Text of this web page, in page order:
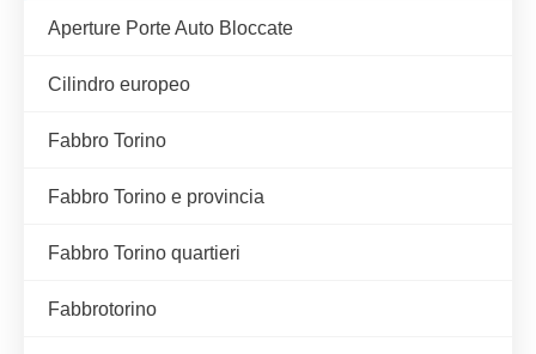
Aperture Porte Auto Bloccate
Cilindro europeo
Fabbro Torino
Fabbro Torino e provincia
Fabbro Torino quartieri
Fabbrotorino